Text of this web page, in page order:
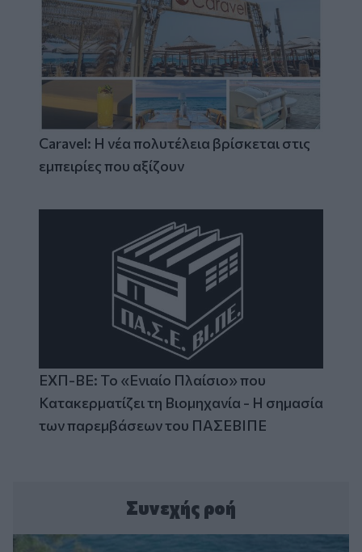
Caravel: Η νέα πολυτέλεια βρίσκεται στις
εμπειρίες που αξίζουν
ΕΧΠ-ΒΕ: Το «Ενιαίο Πλαίσιο» που
Κατακερματίζει τη Βιομηχανία - Η σημασία
των παρεμβάσεων του ΠΑΣΕΒΙΠΕ
Συνεχής ροή